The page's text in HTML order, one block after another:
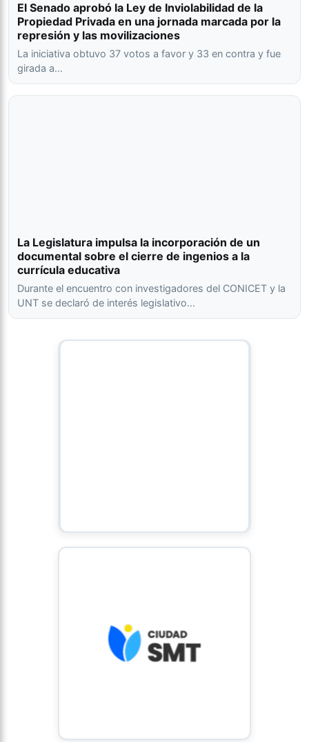
El Senado aprobó la Ley de Inviolabilidad de la
Propiedad Privada en una jornada marcada por la
represión y las movilizaciones
La iniciativa obtuvo 37 votos a favor y 33 en contra y fue
girada a…
La Legislatura impulsa la incorporación de un
documental sobre el cierre de ingenios a la
currícula educativa
Durante el encuentro con investigadores del CONICET y la
UNT se declaró de interés legislativo…